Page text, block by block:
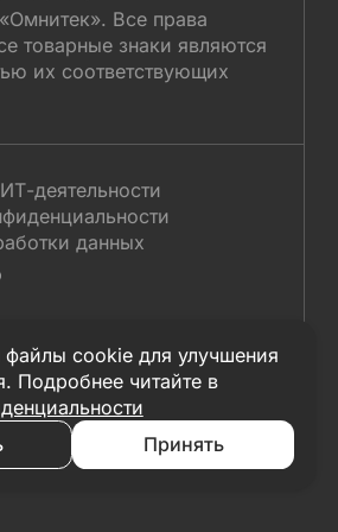
Все права
товарные знаки являются
их соответствующих
деятельности
данных
компании «Meta», признанной
cookie для улучшения
Подробнее читайте в
Принять